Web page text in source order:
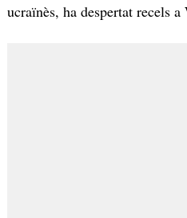
ucraïnès, ha despertat recels a